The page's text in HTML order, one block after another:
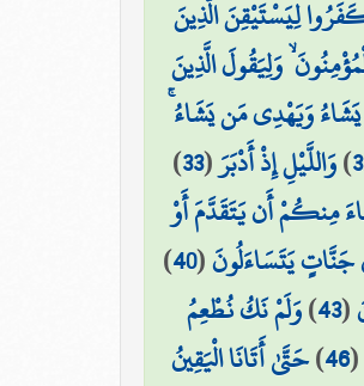
لِيَسْتَيْقِنَ الَّذِينَ
وَلِيَقُولَ الَّذِينَ
يَشَاءُ وَيَهْدِي مَن يَشَاءُ
)وَاللَّيْلِ إِذْ أَدْبَرَ(
33
)
مِنكُمْ أَن يَتَقَدَّمَ أَوْ
جَنَّاتٍ يَتَسَاءَلُونَ(
40
)
(
43
)وَلَمْ نَكُ نُطْعِمُ
(
46
)حَتَّىٰ أَتَانَا الْيَقِينُ